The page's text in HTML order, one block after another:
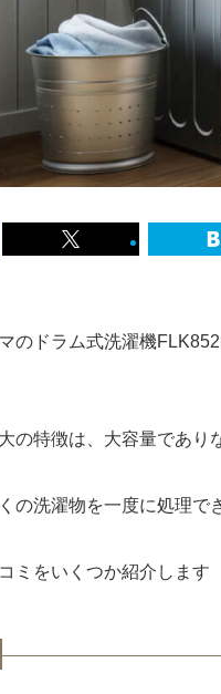
のドラム式洗濯機
の特徴は、大容量であり
の洗濯物を一度に処理で
ミをいくつか紹介します